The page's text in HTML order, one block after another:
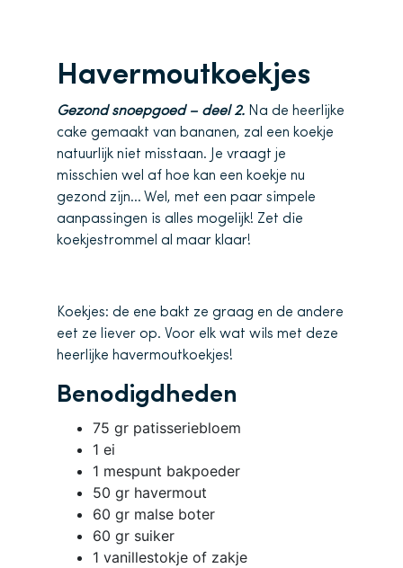
Havermoutkoekjes
Gezond snoepgoed – deel 2. Na de heerlijke
cake gemaakt van bananen, zal een koekje
natuurlijk niet misstaan. Je vraagt je
misschien wel af hoe kan een koekje nu
gezond zijn… Wel, met een paar simpele
aanpassingen is alles mogelijk! Zet die
koekjestrommel al maar klaar!
Koekjes: de ene bakt ze graag en de andere
eet ze liever op. Voor elk wat wils met deze
heerlijke havermoutkoekjes!
Benodigdheden
75 gr patisseriebloem
1 ei
1 mespunt bakpoeder
50 gr havermout
60 gr malse boter
60 gr suiker
1 vanillestokje of zakje